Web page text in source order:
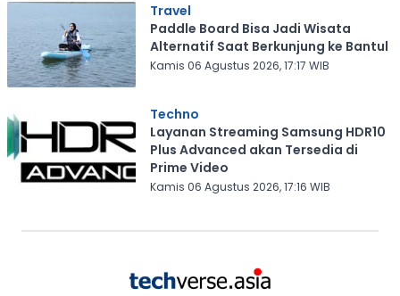
Travel
Paddle Board Bisa Jadi Wisata
Alternatif Saat Berkunjung ke Bantul
Kamis 06 Agustus 2026, 17:17 WIB
Techno
Layanan Streaming Samsung HDR10
Plus Advanced akan Tersedia di
Prime Video
Kamis 06 Agustus 2026, 17:16 WIB